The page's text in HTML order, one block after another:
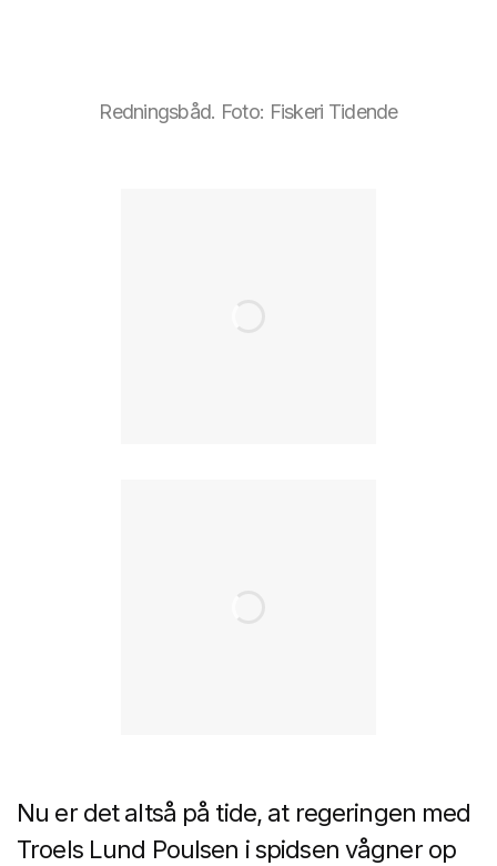
Redningsbåd. Foto: Fiskeri Tidende
Nu er det altså på tide, at regeringen med
Troels Lund Poulsen i spidsen vågner op